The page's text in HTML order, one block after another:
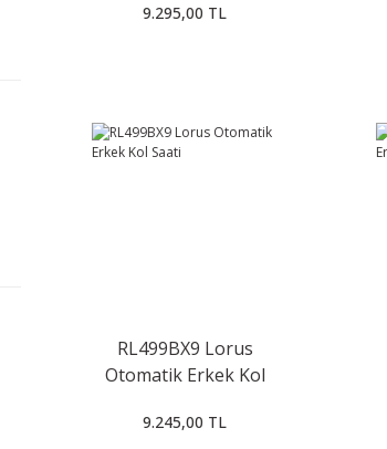
9.295,00 TL
RL499BX9 Lorus
Otomatik Erkek Kol
9.245,00 TL